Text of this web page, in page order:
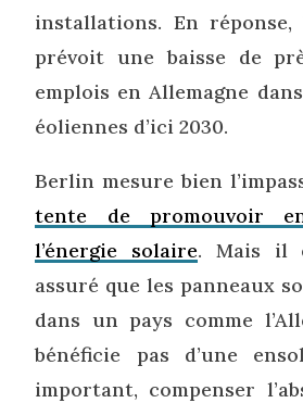
installations. En réponse,
prévoit une baisse de
emplois en Allemagne
éoliennes d’ici 2030.
Berlin mesure bien
tente de promouvoir
l’énergie solaire. Mais il
assuré que les panneaux
dans un pays comme
bénéficie pas d’une
important, compenser